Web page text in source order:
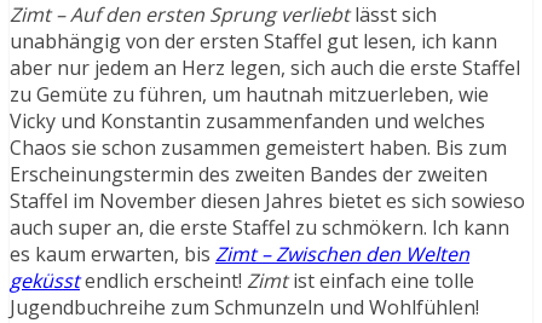
Zimt – Auf den ersten Sprung verliebtlässt sich
unabhängig von der ersten Staffel gut lesen, ich kann
aber nur jedem an Herz legen, sich auch die erste Staffel
zu Gemüte zu führen, um hautnah mitzuerleben, wie
Vicky und Konstantin zusammenfanden und welches
Chaos sie schon zusammen gemeistert haben. Bis zum
Erscheinungstermin des zweiten Bandes der zweiten
Staffel im November diesen Jahres bietet es sich sowieso
auch super an, die erste Staffel zu schmökern. Ich kann
es kaum erwarten, bis Zimt – Zwischen den Welten
geküsstendlich erscheint! Zimtist einfach eine tolle
Jugendbuchreihe zum Schmunzeln und Wohlfühlen!